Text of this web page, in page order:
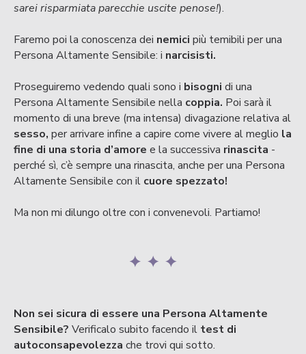
sarei risparmiata parecchie uscite penose!).
Faremo poi la conoscenza dei nemici più temibili per una
Persona Altamente Sensibile: i narcisisti.
Proseguiremo vedendo quali sono i bisogni di una
Persona Altamente Sensibile nella coppia. Poi sarà il
momento di una breve (ma intensa) divagazione relativa al
sesso, per arrivare infine a capire come vivere al meglio la
fine di una storia d’amore e la successiva rinascita -
perché sì, c’è sempre una rinascita, anche per una Persona
Altamente Sensibile con il cuore spezzato!
Ma non mi dilungo oltre con i convenevoli. Partiamo!
Non sei sicura di essere una Persona Altamente
Sensibile? Verificalo subito facendo il test di
autoconsapevolezza che trovi qui sotto.